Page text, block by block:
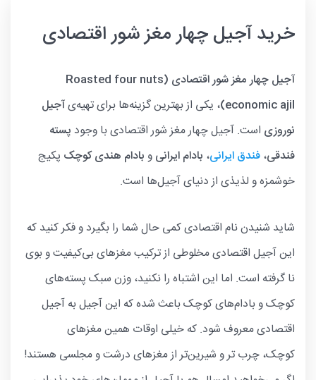
خرید آجیل چهار مغز شور اقتصادی
آجیل چهار مغز شور اقتصادی (Roasted four nuts
economic ajil) ، یکی از بهترین گزینه‌ها برای تهیه‌یآجیل
نوروزی است. آجیل چهار مغز شور اقتصادی با وجود پسته
فندقی،فندق ایرانی، بادام ایرانیوبادام هندی کوچک پکیج
خوشمزه و لذیذی از دنیای آجیل‌ها است.
شاید شنیدن نام اقتصادی کمی حال شما را بگیرد و فکر کنید که
این آجیل اقتصادی مخلوطی از ترکیب مغزهای بی‌کیفیت و بوی
نا گرفته است. اما این اشتباه را نکنید، وزن سبک پسته‌های
کوچک و بادام‌های کوچک باعث شده که این آجیل به آجیل
اقتصادی معروف شود. که خیلی اوقات همین مغزهای
کوچک، چرب تر و شیرین‌تر از مغزهای درشت و مجلسی هستند!